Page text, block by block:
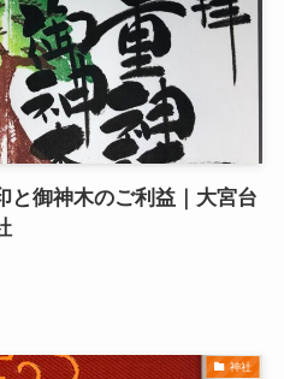
と御神木のご利益｜大宮台
神社